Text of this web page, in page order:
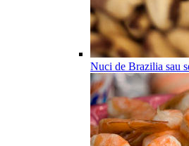
Nuci de Brazilia sau